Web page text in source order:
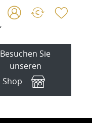
Besuchen Sie
unseren
Shop